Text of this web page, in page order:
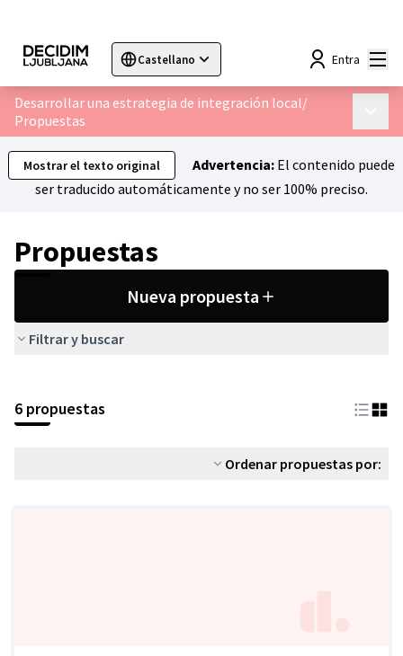
Castellano
Sprache wählenChoose language Choisir la langue
Entra
Desarrollar una estrategia de integración local/
Propuestas
Mostrar el texto original Advertencia: El contenido puede
ser traducido automáticamente y no ser 100% preciso.
Propuestas
Nueva propuesta
Filtrar y buscar
6 propuestas
Ordenar propuestas por: